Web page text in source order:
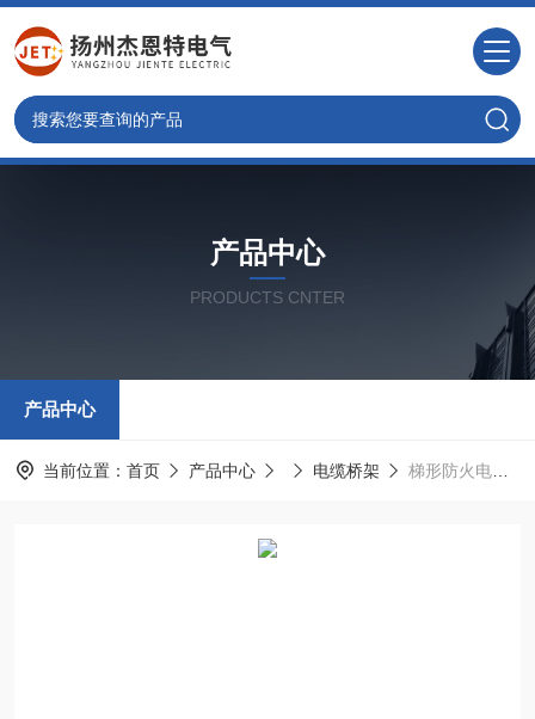
产品中心
PRODUCTS CNTER
产品中心
当前位置： 首页 产品中心 电缆桥架 梯形防火电缆桥架